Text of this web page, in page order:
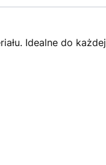
Idealne do każdej